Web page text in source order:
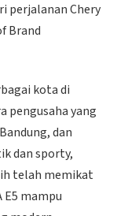
perjalanan Chery
Brand
kota di
pengusaha yang
dan
dan sporty,
telah memikat
E5 mampu